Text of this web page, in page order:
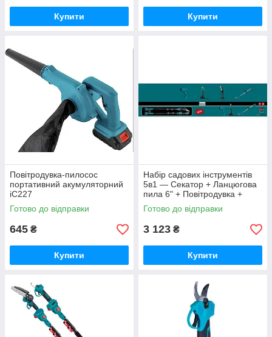
Купити Купити
Повітродувка-пилосос
портативний акумуляторний
iC227
Готово до відправки
645 ₴
Купити
Набір садових інструментів
5в1 — Секатор + Ланцюгова
пила 6" + Повітродувка +
Тример + Висоторіз iC227
Готово до відправки
3 123 ₴
Купити